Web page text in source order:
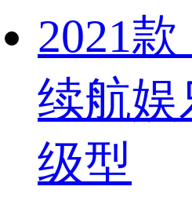
2021
续航娱
级型